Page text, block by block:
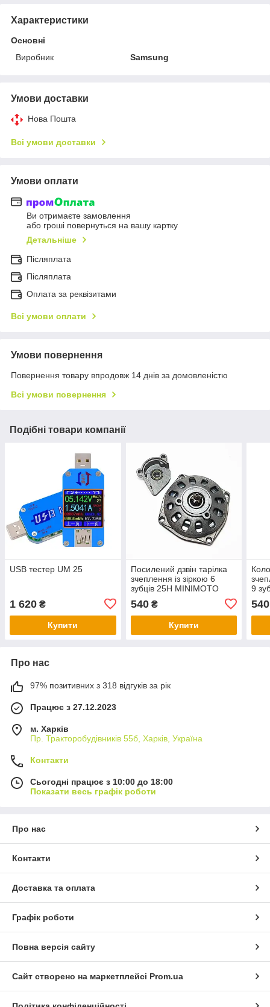
Характеристики
Основні
Виробник
Samsung
Умови доставки
Нова Пошта
Всі умови доставки
Умови оплати
Ви отримаєте замовлення
або гроші повернуться на вашу картку
Детальніше
Післяплата
Пiсляплата
Оплата за реквізитами
Всі умови оплати
Умови повернення
Повернення товару впродовж 14 днів за домовленістю
Всі умови повернення
Подібні товари компанії
USB тестер UM 25
1 620 ₴
Купити
Посилений дзвін тарілка
зчеплення із зіркою 6
зубців 25H MINIMOTO
540₴
Купити
9
540
Про нас
97% позитивних з 318 відгуків за рік
Працює з 27.12.2023
м. Харків
Пр. Тракторобудiвникiв 55б, Харків, Україна
Контакти
Сьогодні працює з 10:00 до 18:00
Показати весь графік роботи
Про нас
Контакти
Доставка та оплата
Графік роботи
Повна версія сайту
Сайт створено на маркетплейсі Prom.ua